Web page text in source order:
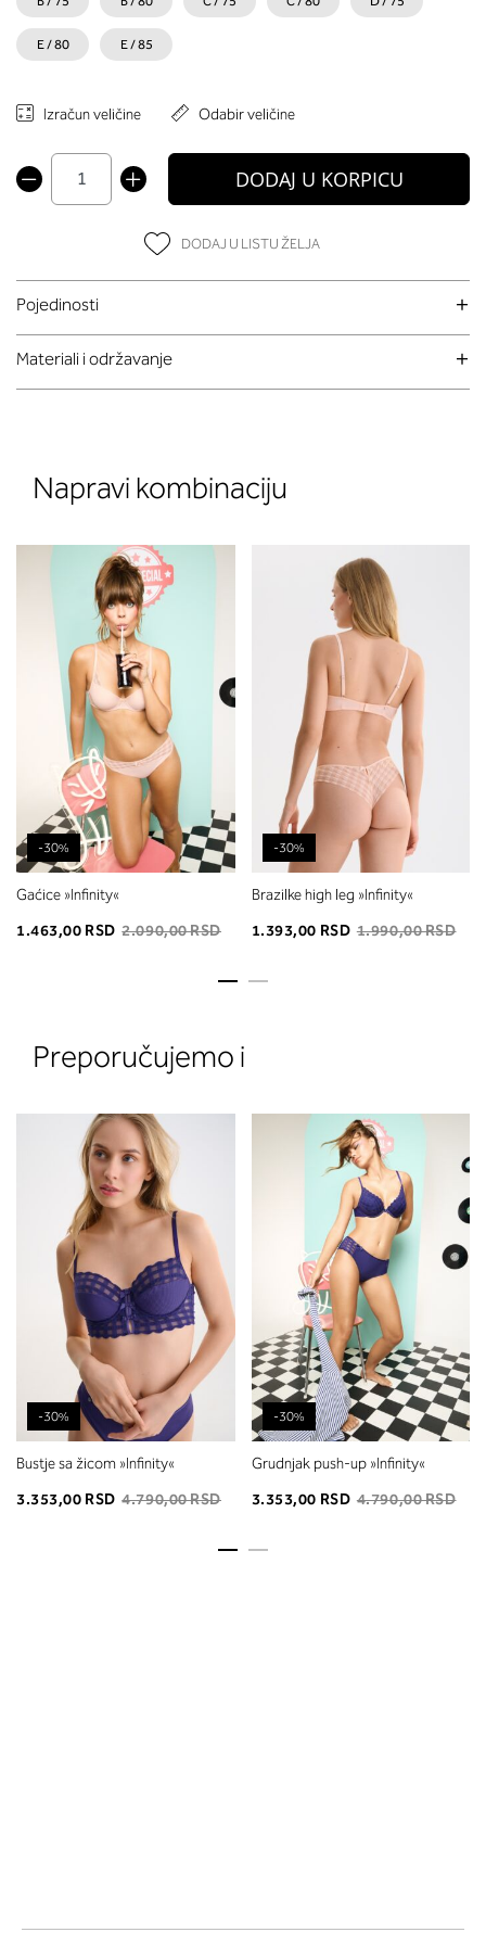
E / 80 E / 85
Izračun veličine Odabir veličine
DODAJ U KORPICU
DODAJ U LISTU ŽELJA
Pojedinosti
Materiali i održavanje
Napravi kombinaciju
-30%
Gaćice »Infinity«
1.463,00 RSD 2.090,00 RSD
-30%
Brazilke high leg »Infinity«
1.393,00 RSD 1.990,00 RSD
Preporučujemo i
-30%
Bustje sa žicom »Infinity«
3.353,00 RSD 4.790,00 RSD
-30%
Grudnjak push-up »Infinity«
3.353,00 RSD 4.790,00 RSD
2. Prsni obseg
Izmerite obim grudi. Postavite
traku preko leđa u nivou dekoltea i
preko grudi, u nivou bradavica - do
udubljenja između grudi. U odeljku
ćete pročitati koja dubina korpe
odgovara vašoj meri (A, B...) -
potražite u koloni koju ste odredili
merenjem grudi.